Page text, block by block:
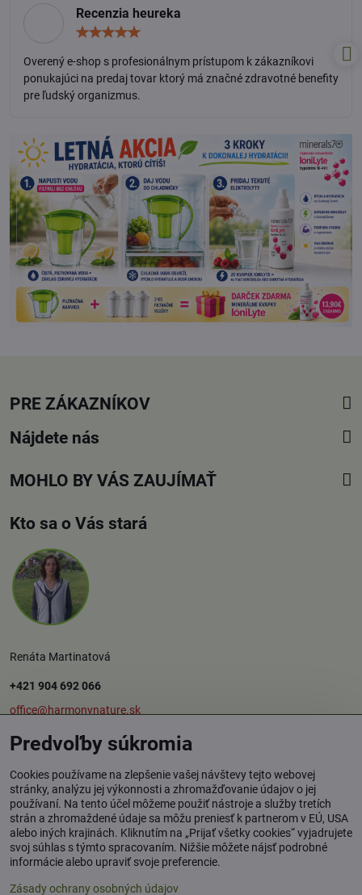
Recenzia heureka
5
Overený e-shop s profesionálnym prístupom k zákazníkovi
ponukajúci na predaj tovar ktorý má značné zdravotné benefity
pre ľudský organizmus.
PRE ZÁKAZNÍKOV
Nájdete nás
MOHLO BY VÁS ZAUJÍMAŤ
Kto sa o Vás stará
Renáta Martinatová
+421 904 692 066
office@harmonynature.sk
O spoločnosti
Harmony Nature s.r.o.
Štúrova 37, 949 01 Nitra
Osobný odber tovaru: Rybník / okr. Levice
Predvoľby súkromia
Cookies používame na zlepšenie vašej návštevy tejto webovej
stránky, analýzu jej výkonnosti a zhromažďovanie údajov o jej
používaní. Na tento účel môžeme použiť nástroje a služby tretích
strán a zhromaždené údaje sa môžu preniesť k partnerom v EÚ, USA
alebo iných krajinách. Kliknutím na „Prijať všetky cookies“ vyjadrujete
svoj súhlas s týmto spracovaním. Nižšie môžete nájsť podrobné
informácie alebo upraviť svoje preferencie.
Zásady ochrany osobných údajov